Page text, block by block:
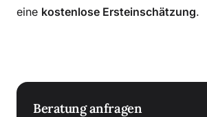
eine kostenlose Ersteinschätzung.
Beratung anfragen